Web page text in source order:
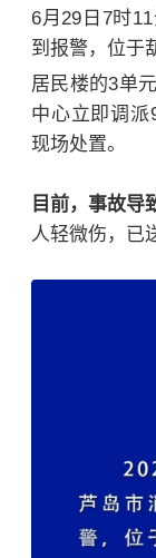
6月29日7时
到报警，位于
居民楼的3单
中心立即调派
现场处置。
目前，事故导
人轻微伤，已